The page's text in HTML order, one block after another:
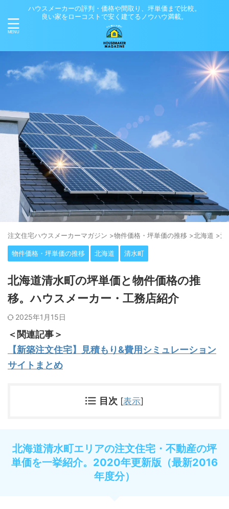
ハウスメーカーの評判・価格や間取り、坪単価まで比較。
良い家をローコストで安く建てるノウハウ満載。
注⽂住宅ハウスメーカーマガジン >物件価格・坪単価の推移 >北海道 >清
物件価格・坪単価の推移 北海道 清水町
北海道清水町の坪単価と物件価格の推
移。ハウスメーカー・工務店紹介
2025年1月15日
＜関連記事＞
【新築注文住宅】見積もり&費用シミュレーション
サイトまとめ
目次 [表示]
北海道清水町エリアの注文住宅・不動産の坪
単価を一挙紹介。2020年更新版（最新2016
年度分）